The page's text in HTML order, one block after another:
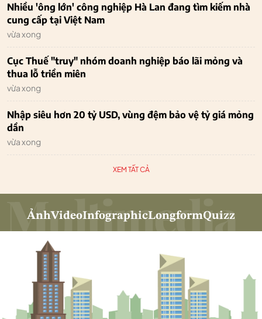
Nhiều 'ông lớn' công nghiệp Hà Lan đang tìm kiếm nhà
cung cấp tại Việt Nam
vừa xong
Cục Thuế "truy" nhóm doanh nghiệp báo lãi mỏng và
thua lỗ triền miên
vừa xong
Nhập siêu hơn 20 tỷ USD, vùng đệm bảo vệ tỷ giá mỏng
dần
vừa xong
XEM TẤT CẢ
ẢnhVideoInfographicLongformQuizz